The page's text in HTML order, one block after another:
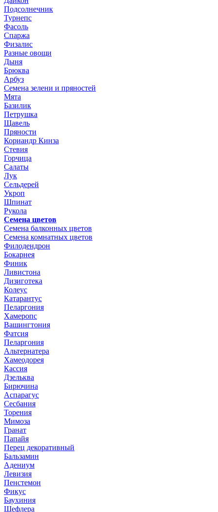
Подсолнечник
Турнепс
Фасоль
Спаржа
Физалис
Разные овощи
Дыня
Брюква
Арбуз
Семена зелени и пряностей
Мята
Базилик
Петрушка
Щавель
Пряности
Кориандр Кинза
Стевия
Горчица
Салаты
Лук
Сельдерей
Укроп
Шпинат
Рукола
Семена цветов
Семена балконных цветов
Семена комнатных цветов
Филодендрон
Бокарнея
Финик
Ливистона
Дизиготека
Колеус
Катарантус
Пеларгония
Хамеропс
Вашингтония
Фатсия
Пеларгония
Альтернатера
Хамеодорея
Кассия
Дзельква
Бирючина
Аспарагус
Сесбания
Торения
Мимоза
Гранат
Папайя
Перец декоративный
Бальзамин
Адениум
Левизия
Пенстемон
Фикус
Баухиния
Шефлера